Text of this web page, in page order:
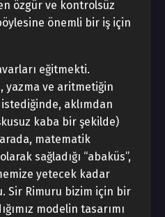
özgür ve kontrolsüz
önemli bir iş için
eğitmekti.
yazma ve aritmetiğin
aklımdan
kaba bir şekilde)
arada, matematik
sağladığı “abaküs”,
yetecek kadar
Sir Rimuru bizim için bir
modelin tasarımı